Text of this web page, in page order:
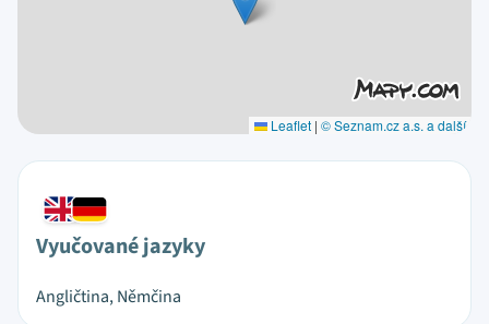
Leaflet | © Seznam.cz a.s. a další
Vyučované jazyky
Angličtina, Němčina